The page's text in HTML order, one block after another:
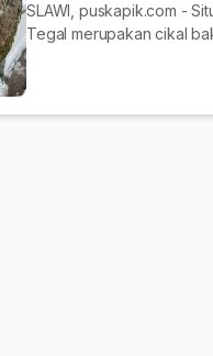
SLAWI, puskapik.com -
Tegal merupakan cikal